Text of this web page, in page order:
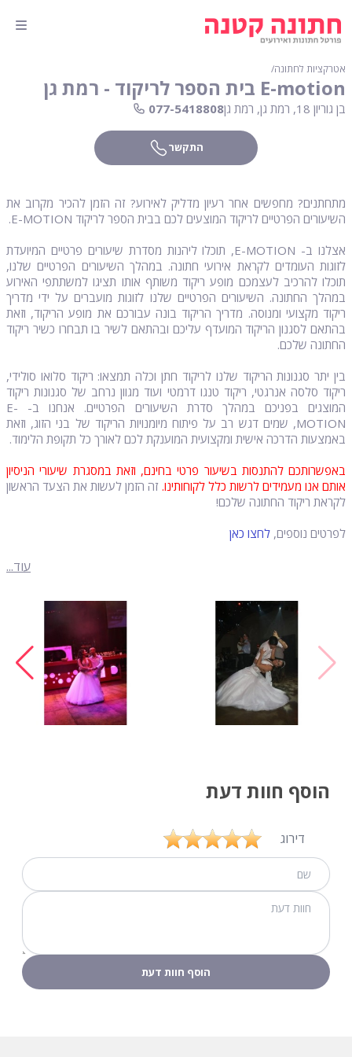
אטרקציות לחתונה∕
E-motion בית הספר לריקוד - רמת גן
בן גוריון 18, רמת גן, רמת גן 077-5418808
התקשר
מתחתנים? מחפשים אחר רעיון מדליק לאירוע? זה הזמן להכיר מקרוב את
השיעורים הפרטיים לריקוד המוצעים לכם בבית הספר לריקוד E-MOTION.
אצלנו ב- E-MOTION, תוכלו ליהנות מסדרת שיעורים פרטיים המיועדת
לזוגות העומדים לקראת אירועי חתונה. במהלך השיעורים הפרטיים שלנו,
תוכלו להרכיב לעצמכם מופע ריקוד משותף אותו תציגו למשתתפי האירוע
במהלך החתונה. השיעורים הפרטיים שלנו לזוגות מועברים על ידי מדריך
ריקוד מקצועי ומנוסה. מדריך הריקוד בונה עבורכם את מופע הריקוד, וזאת
בהתאם לסגנון הריקוד המועדף עליכם ובהתאם לשיר בו תבחרו כשיר ריקוד
החתונה שלכם.
בין יתר סגנונות הריקוד שלנו לריקוד חתן וכלה תמצאו: ריקוד סלואו סולידי,
ריקוד סלסה אנרגטי, ריקוד טנגו דרמטי ועוד מגוון נרחב של סגנונות ריקוד
המוצגים בפניכם במהלך סדרת השיעורים הפרטיים. אנחנו ב- E-
MOTION, שמים דגש רב על פיתוח מיומנויות הריקוד של בני הזוג, וזאת
באמצעות הדרכה אישית ומקצועית המוענקת לכם לאורך כל תקופת הלימוד.
באפשרותכם להתנסות בשיעור פרטי בחינם, וזאת במסגרת שיעורי הניסיון
אותם אנו מעמידים לרשות כלל לקוחותינו. זה הזמן לעשות את הצעד הראשון
לקראת ריקוד החתונה שלכם!
לפרטים נוספים, לחצו כאן
עוד...
הוסף חוות דעת
דירוג